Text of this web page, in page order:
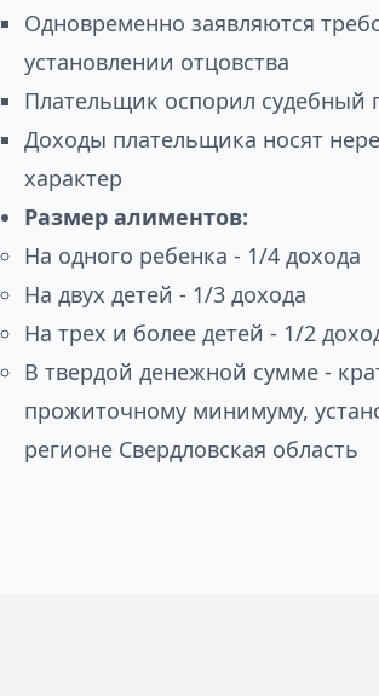
Одновременно заявляются
установлении отцовства
Плательщик оспорил судебный
Доходы плательщика носят
характер
Размер алиментов:
На одного ребенка - 1/4 дохода
На двух детей - 1/3 дохода
На трех и более детей - 1/2
В твердой денежной сумме -
прожиточному минимуму,
регионе Свердловская область